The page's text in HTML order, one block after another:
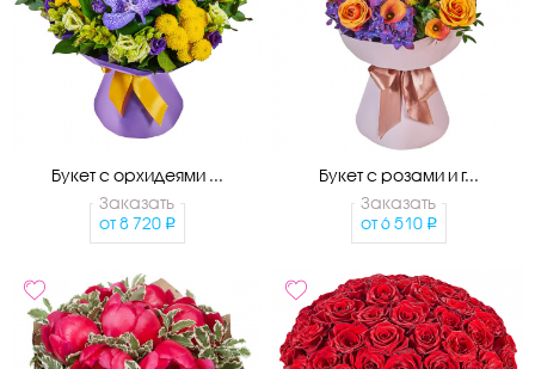
Букет с орхидеями ...
Заказать
от 8 720
Букет с розами и г...
Заказать
от 6 510